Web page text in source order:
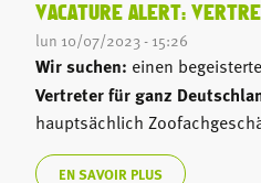
VACATURE ALERT:
lun 10/07/2023 - 15:26
Wir suchen: einen
Vertreter für ganz
hauptsächlich
EN SAVOIR PLUS